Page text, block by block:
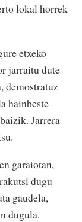
lokal horrek
etxeko
jarraitu dute
demostratuz
hainbeste
Jarrera
garaiotan,
dugu
gaudela,
dugula.